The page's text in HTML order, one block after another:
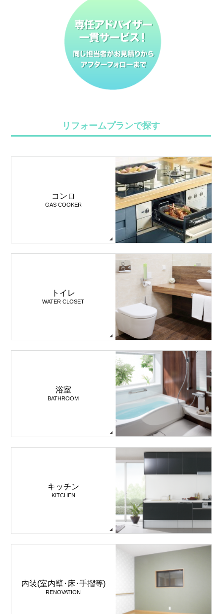
リフォームプランで探す
コンロ
GAS COOKER
トイレ
WATER CLOSET
浴室
BATHROOM
キッチン
KITCHEN
内装(室内壁･床･手摺等)
RENOVATION